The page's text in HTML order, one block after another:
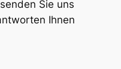
Sie uns
Ihnen